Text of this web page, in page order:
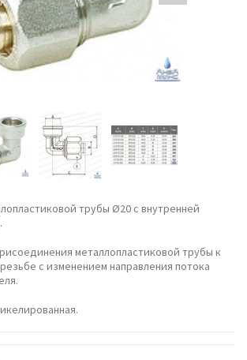
трубы Ø20 с внутренней
металлопластиковой трубы к
с изменением направления потока